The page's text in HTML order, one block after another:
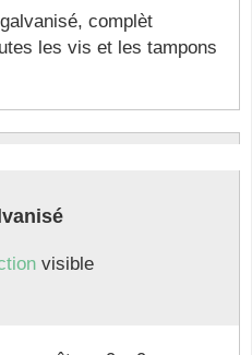
complèt
les vis et les tampons
visible